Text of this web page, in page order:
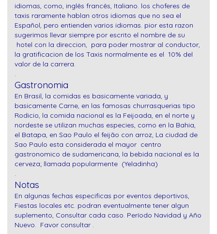
idiomas, como, inglês francês, Italiano. los choferes de
taxis raramente hablan otros idiomas que no sea el
Español, pero entienden varios idiomas. pior esta razon
sugerimos llevar siempre por escrito el nombre de su
hotel con la direccion, para poder mostrar al conductor,
la gratificacion de los Taxis normalmente es el 10% del
valor de la carrera.
.
Gastronomia
En Brasil, la comidas es basicamente variada, y
basicamente Carne, en las famosas churrasquerias tipo
Rodicio, la comida nacional es la Feijoada, en el norte y
nordeste se utilizan muchas especies, como en la Bahia,
el Batapa, en Sao Paulo el feijão con arroz, La ciudad de
Sao Paulo esta considerada el mayor centro
gastronomico de sudamericana, la bebida nacional es la
cerveza; llamada popularmente (Yeladinha)
.
Notas
En algunas fechas especificas por eventos deportivos,
Fiestas locales etc. podran eventualmente tener algun
suplemento, Consultar cada caso. Período Navidad y Año
Nuevo. Favor consultar .